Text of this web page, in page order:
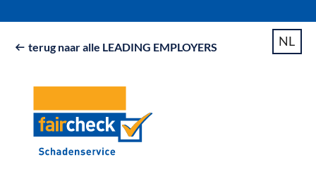
 terug naar alle LEADING EMPLOYERS NL